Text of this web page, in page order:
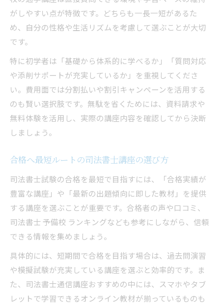
がしやすい点が特徴です。どちらも一長一短があるた
め、自分の性格や生活リズムを考慮して選ぶことが大切
です。
特に初学者は「基礎から体系的に学べるか」「質問対応
や添削サポートが充実しているか」を重視してくださ
い。費用面では分割払いや割引キャンペーンを活用する
のも賢い選択肢です。無駄を省くためには、資料請求や
無料体験を活用し、実際の講座内容を確認してから決断
しましょう。
合格へ最短ルートの司法書士講座の選び方
司法書士試験の合格を最短で目指すには、「合格実績が
豊富な講座」や「最新の出題傾向に即した教材」を提供
する講座を選ぶことが重要です。合格者の声や口コミ、
司法書士 予備校 ランキングなども参考にしながら、信頼
できる情報を集めましょう。
具体的には、短期間で合格を目指す場合は、過去問演習
や模擬試験が充実している講座を選ぶと効率的です。ま
た、司法書士通信講座おすすめの中には、スマホやタブ
レットで学習できるオンライン教材が揃っているものも